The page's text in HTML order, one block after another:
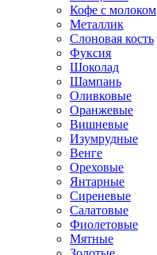
Кофе с молоком
Металлик
Слоновая кость
Фуксия
Шоколад
Шампань
Оливковые
Оранжевые
Вишневые
Изумрудные
Венге
Ореховые
Янтарные
Сиреневые
Салатовые
Фиолетовые
Мятные